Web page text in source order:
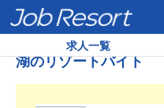
求人一覧
HOME 湖のリゾートバイト
湖のリゾートバイト